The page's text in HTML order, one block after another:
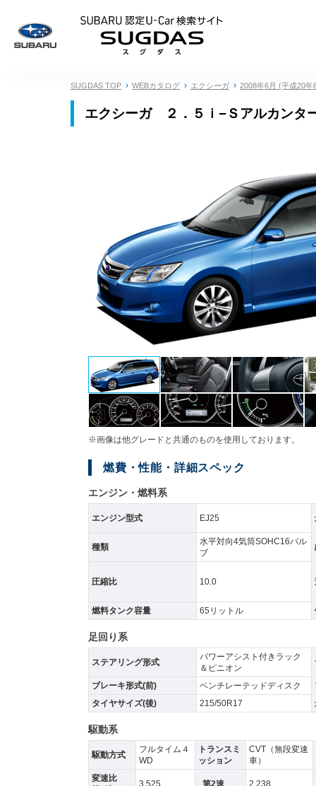
SUGDAS TOP WEBカタログ エクシーガ 2008年6月 (平成20
エクシーガ ２．５ｉ−Ｓアルカンタ
※画像は他グレードと共通のものを使用しております。
燃費・性能・詳細スペック
エンジン・燃料系
エンジン型式 EJ25
種類
水平対向4気筒SOHC16バル
ブ
圧縮比 10.0
燃料タンク容量 65リットル
足回り系
ステアリング形式
パワーアシスト付きラック
＆ピニオン
ブレーキ形式(前) ベンチレーテッドディスク
タイヤサイズ(後)
215/50R17
駆動系
駆動方式
フルタイム４
WD
トランスミ
ッション
CVT（無段変速
車）
変速比
3.525 第2速 2.238